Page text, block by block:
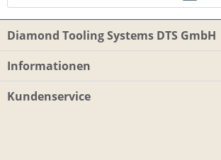
Diamond Tooling Systems DTS GmbH
Informationen
Kundenservice